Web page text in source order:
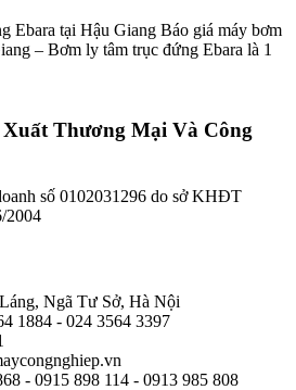
Ebara tại Hậu Giang Báo giá máy bơm
– Bơm ly tâm trục đứng Ebara là 1
Thương Mại Và Công
số 0102031296 do sở KHĐT
2004
Ngã Tư Sở, Hà Nội
1884 - 024 3564 3397
- 0915 898 114 - 0913 985 808